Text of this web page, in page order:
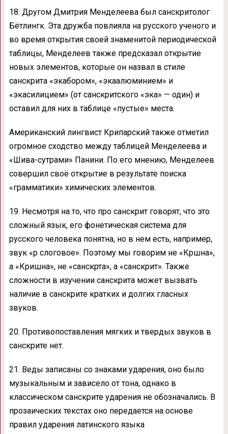
18. Другом Дмитрия Менделеева был санскритолог
Бётлингк. Эта дружба повлияла на русского ученого и
во время открытия своей знаменитой периодической
таблицы, Менделеев также предсказал открытие
новых элементов, которые он назвал в стиле
санскрита «экабором», «экаалюминием» и
«экасилицием» (от санскритского «эка» — один) и
оставил для них в таблице «пустые» места.
Американский лингвист Крипарский также отметил
огромное сходство между таблицей Менделеева и
«Шива-сутрами» Панини. По его мнению, Менделеев
совершил своё открытие в результате поиска
«грамматики» химических элементов.
19. Несмотря на то, что про санскрит говорят, что это
сложный язык, его фонетическая система для
русского человека понятна, но в нем есть, например,
звук «р слоговое». Поэтому мы говорим не «Кршна»,
а «Кришна», не «санскрта», а «санскрит». Также
сложности в изучении санскрита может вызвать
наличие в санскрите кратких и долгих гласных
звуков.
20. Противопоставления мягких и твердых звуков в
санскрите нет.
21. Веды записаны со знаками ударения, оно было
музыкальным и зависело от тона, однако в
классическом санскрите ударения не обозначались. В
прозаических текстах оно передается на основе
правил ударения латинского языка